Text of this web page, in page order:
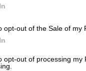
opt-out of the Sale of my
opt-out of processing my